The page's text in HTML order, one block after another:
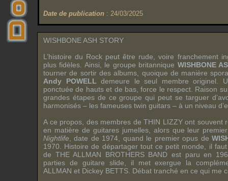
Date de publication : 24/03/2025
WISHBONE ASH STORY
L’histoire du Rock peut être rude, voire franchement
plus fidèles. Ainsi, le groupe britannique WISHBONE
tourner de sortir des albums, quoique de manière
Andy POWELL demeure le seul membre originel.
ponctuée de hauts et de bas, force le respect. Raison
grandes étapes de ce groupe qui peut se targuer
harmonisés – les fameuses twin guitars – à un niveau
A ce propos, des membres de THIN LIZZYont souvent
en matière de guitares jumelles, alors que leur
Nightlife , date de 1974, quand le premier opus de
1970. Histoire de départager tout ce petit monde, il
de THE ALLMAN BROTHERS BAND est paru en
parties de guitare slide, il met exergue la
ALLMAN et Dickey BETTS . Débat tranché en ce qui me